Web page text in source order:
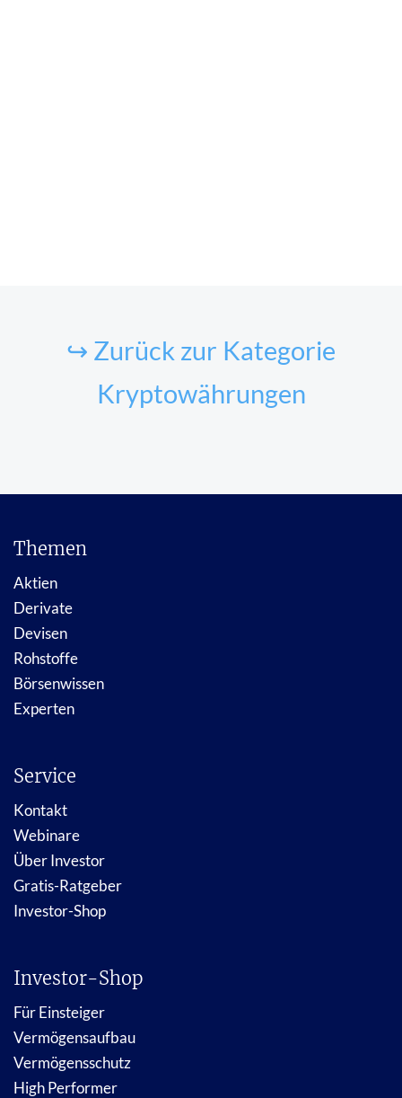
↪ Zurück zur Kategorie
Kryptowährungen
Themen
Aktien
Derivate
Devisen
Rohstoffe
Börsenwissen
Experten
Service
Kontakt
Webinare
Über Investor
Gratis-Ratgeber
Investor-Shop
Investor-Shop
Für Einsteiger
Vermögensaufbau
Vermögensschutz
High Performer